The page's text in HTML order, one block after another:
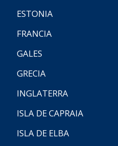
ESTONIA
FRANCIA
GALES
GRECIA
INGLATERRA
ISLA DE CAPRAIA
ISLA DE ELBA